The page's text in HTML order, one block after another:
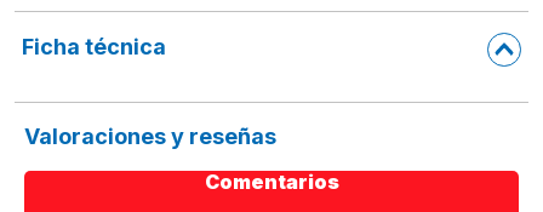
Ficha técnica
Valoraciones y reseñas
Comentarios